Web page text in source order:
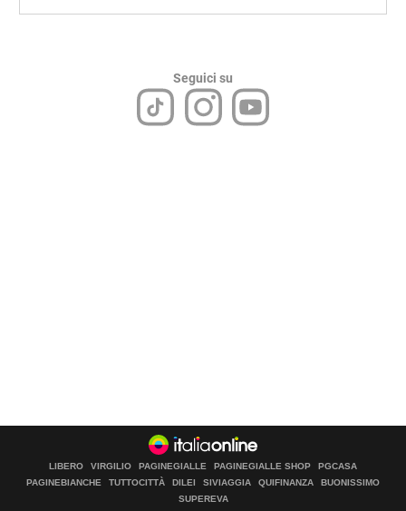
Seguici su
LIBERO VIRGILIO PAGINEGIALLE PAGINEGIALLE SHOP
PGCASA
PAGINEBIANCHE
TUTTOCITTÀ DILEI SIVIAGGIA QUIFINANZA
BUONISSIMO
SUPEREVA